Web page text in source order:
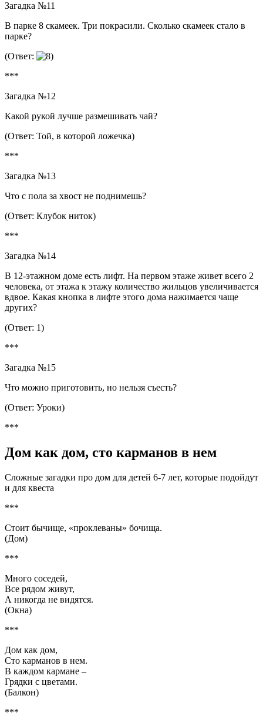
Загадка №11
В парке 8 скамеек. Три покрасили. Сколько скамеек стало в
парке?
(Ответ:
***
Загадка №12
Какой рукой лучше размешивать чай?
(Ответ: Той, в которой ложечка)
***
Загадка №13
Что с пола за хвост не поднимешь?
(Ответ: Клубок ниток)
***
Загадка №14
В 12-этажном доме есть лифт. На первом этаже живет всего 2
человека, от этажа к этажу количество жильцов увеличивается
вдвое. Какая кнопка в лифте этого дома нажимается чаще
других?
(Ответ: 1)
***
Загадка №15
Что можно приготовить, но нельзя съесть?
(Ответ: Уроки)
***
Дом как дом, сто карманов в нем
Сложные загадки про дом для детей 6-7 лет, которые подойдут
и для квеста
***
Стоит бычище, «проклеваны» бочища.
(Дом)
***
Много соседей,
Все рядом живут,
А никогда не видятся.
(Окна)
***
Дом как дом,
Сто карманов в нем.
В каждом кармане –
Грядки с цветами.
(Балкон)
***